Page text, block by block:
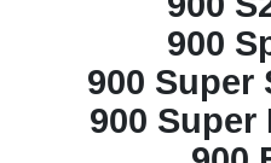
900
900 Super
900 Super